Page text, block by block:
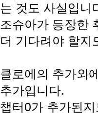
는 것도 사실입니
조슈아가 등장한
더 기다려야 할지
클로에의 추가외
추가입니다.
챕터0가 추가된